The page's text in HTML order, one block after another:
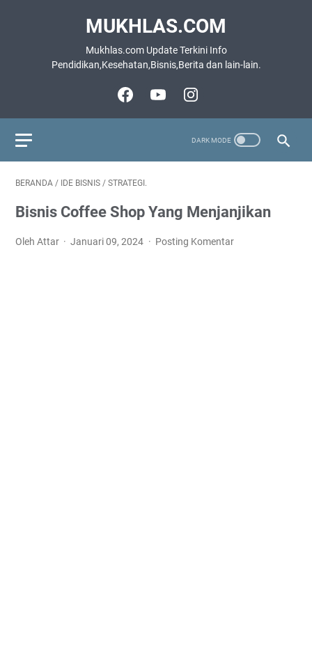
MUKHLAS.COM
Mukhlas.com Update Terkini Info
Pendidikan,Kesehatan,Bisnis,Berita dan lain-lain.
BERANDA / IDE BISNIS / STRATEGI.
Bisnis Coffee Shop Yang Menjanjikan
Oleh Attar Januari 09, 2024 Posting Komentar